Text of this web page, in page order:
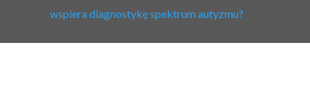
wspiera diagnostykę spektrum autyzmu?